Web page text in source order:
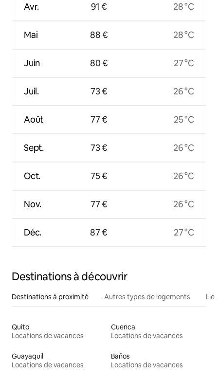
Avr.
Mai
Juin
Juil.
Août
Sept.
Oct.
Nov.
Déc.
91 €
88 €
80 €
73 €
77 €
73 €
75 €
77 €
87 €
28 °C
28 °C
27 °C
26 °C
25 °C
26 °C
26 °C
26 °C
27 °C
Destinations à découvrir
Destinations à proximité Autres types de logements
Quito
Locations de vacances
Cuenca
Locations de vacances
Guayaquil
Locations de vacances
Baños
Locations de vacances